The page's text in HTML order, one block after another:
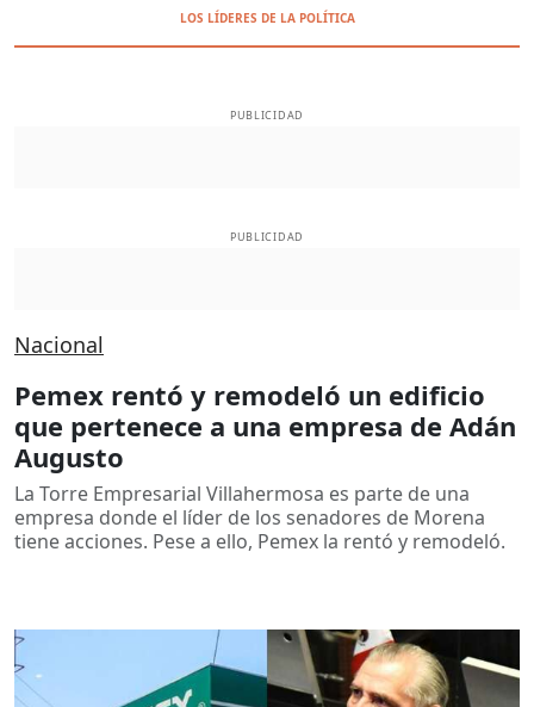
LOS LÍDERES DE LA POLÍTICA
PUBLICIDAD
PUBLICIDAD
Nacional
Pemex rentó y remodeló un edificio
que pertenece a una empresa de Adán
Augusto
La Torre Empresarial Villahermosa es parte de una
empresa donde el líder de los senadores de Morena
tiene acciones. Pese a ello, Pemex la rentó y remodeló.